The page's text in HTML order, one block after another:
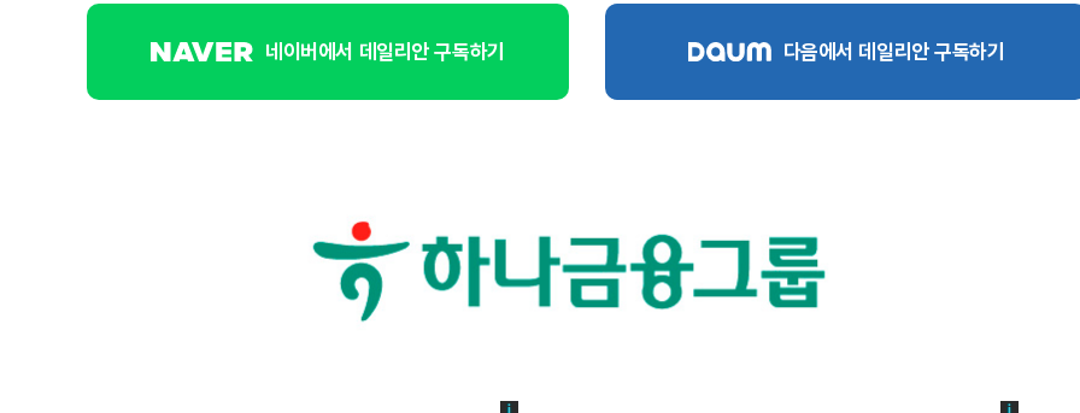
네이버에서 데일리안 구독하기 다음에서 데일리안 구독하기